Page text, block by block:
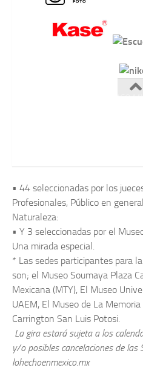
• 44 seleccionadas por los
Profesionales, Público en
Naturaleza:
• Y 3 seleccionadas por el
Una mirada especial.
* Las sedes participantes para
son; el Museo Soumaya Plaza
Mexicana (MTY), El Museo
UAEM, El Museo de La
Carrington San Luis Potosi.
La gira estará sujeta a los
y/o posibles cancelaciones de las
lohechoenmexico.mx